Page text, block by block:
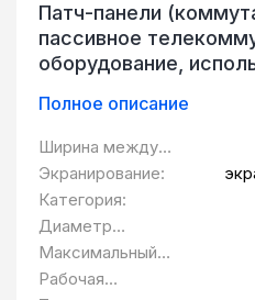
Патч-панели
пассивное
оборудование,
оборудования к
конструкции патч-
контакты (для
кабеля) и разъёмы
для подключения
Контакты и порты
электрически.
Полное описание
Ширина между
монтажными
планками:
Экранирование:
Категория:
Диаметр
токопроводящей
жилы, мм:
Максимальный
ток, А:
Рабочая